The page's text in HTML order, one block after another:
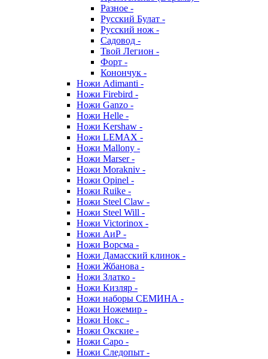
Разное -
Русский Булат -
Русский нож -
Садовод -
Твой Легион -
Форт -
Конончук -
Ножи Adimanti -
Ножи Firebird -
Ножи Ganzo -
Ножи Helle -
Ножи Kershaw -
Ножи LEMAX -
Ножи Mallony -
Ножи Marser -
Ножи Morakniv -
Ножи Opinel -
Ножи Ruike -
Ножи Steel Claw -
Ножи Steel Will -
Ножи Victorinox -
Ножи АиР -
Ножи Ворсма -
Ножи Дамасский клинок -
Ножи Жбанова -
Ножи Златко -
Ножи Кизляр -
Ножи наборы СЕМИНА -
Ножи Ножемир -
Ножи Нокс -
Ножи Окские -
Ножи Саро -
Ножи Следопыт -